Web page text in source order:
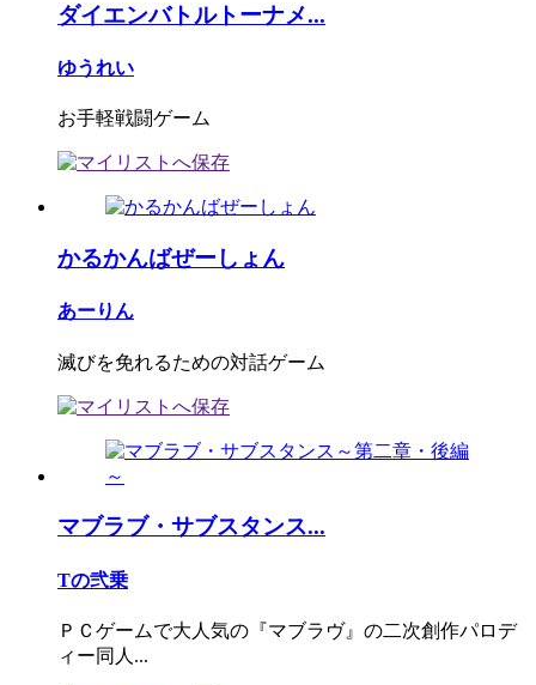
ダイエンバトルトーナメ...
ゆうれい
お手軽戦闘ゲーム
かるかんばぜーしょん
あーりん
滅びを免れるための対話ゲーム
マブラブ・サブスタンス...
Tの弐乗
ＰＣゲームで大人気の『マブラヴ』の二次創作パロデ
ィー同人...